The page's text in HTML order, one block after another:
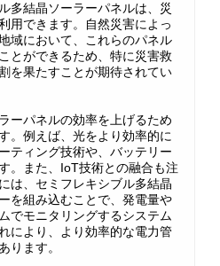
多結晶ソーラーパネルは、災
用できます。自然災害によっ
域において、これらのパネル
とができるため、特に災害救
を果たすことが期待されてい
ーパネルの効率を上げるため
。例えば、光をより効率的に
ティング技術や、バッテリー
。また、IoT技術との融合も注
は、セミフレキシブル多結晶
を組み込むことで、発電量や
でモニタリングするシステム
により、より効率的な電力管
ります。